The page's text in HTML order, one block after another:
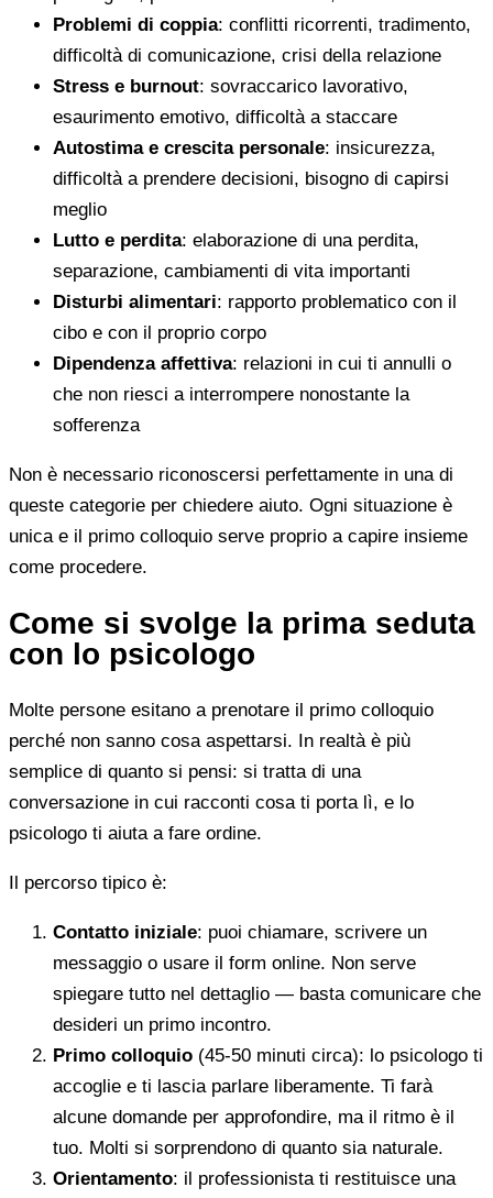
Problemi di coppia: conflitti ricorrenti, tradimento,
difficoltà di comunicazione, crisi della relazione
Stress e burnout: sovraccarico lavorativo,
esaurimento emotivo, difficoltà a staccare
Autostima e crescita personale: insicurezza,
difficoltà a prendere decisioni, bisogno di capirsi
meglio
Lutto e perdita: elaborazione di una perdita,
separazione, cambiamenti di vita importanti
Disturbi alimentari: rapporto problematico con il
cibo e con il proprio corpo
Dipendenza affettiva: relazioni in cui ti annulli o
che non riesci a interrompere nonostante la
sofferenza
Non è necessario riconoscersi perfettamente in una di
queste categorie per chiedere aiuto. Ogni situazione è
unica e il primo colloquio serve proprio a capire insieme
come procedere.
Come si svolge la prima seduta
con lo psicologo
Molte persone esitano a prenotare il primo colloquio
perché non sanno cosa aspettarsi. In realtà è più
semplice di quanto si pensi: si tratta di una
conversazione in cui racconti cosa ti porta lì, e lo
psicologo ti aiuta a fare ordine.
Il percorso tipico è:
Contatto iniziale: puoi chiamare, scrivere un
messaggio o usare il form online. Non serve
spiegare tutto nel dettaglio — basta comunicare che
desideri un primo incontro.
Primo colloquio (45-50 minuti circa): lo psicologo ti
accoglie e ti lascia parlare liberamente. Ti farà
alcune domande per approfondire, ma il ritmo è il
tuo. Molti si sorprendono di quanto sia naturale.
Orientamento: il professionista ti restituisce una